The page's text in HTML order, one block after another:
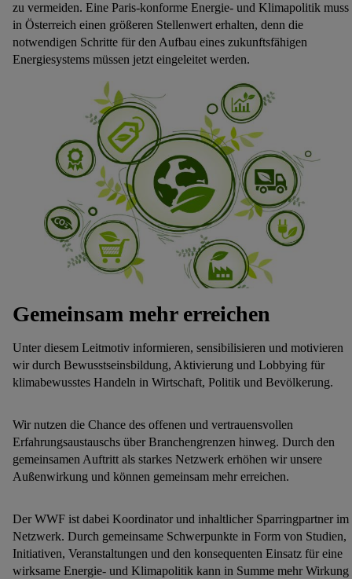
zu vermeiden. Eine Paris-konforme Energie- und Klimapolitik muss
in Österreich einen größeren Stellenwert erhalten, denn die
notwendigen Schritte für den Aufbau eines zukunftsfähigen
Energiesystems müssen jetzt eingeleitet werden.
Gemeinsam mehr erreichen
Unter diesem Leitmotiv informieren, sensibilisieren und motivieren
wir durch Bewusstseinsbildung, Aktivierung und Lobbying für
klimabewusstes Handeln in Wirtschaft, Politik und Bevölkerung.
Wir nutzen die Chance des offenen und vertrauensvollen
Erfahrungsaustauschs über Branchengrenzen hinweg. Durch den
gemeinsamen Auftritt als starkes Netzwerk erhöhen wir unsere
Außenwirkung und können gemeinsam mehr erreichen.
Der WWF ist dabei Koordinator und inhaltlicher Sparringpartner im
Netzwerk. Durch gemeinsame Schwerpunkte in Form von Studien,
Initiativen, Veranstaltungen und den konsequenten Einsatz für eine
wirksame Energie- und Klimapolitik kann in Summe mehr Wirkung